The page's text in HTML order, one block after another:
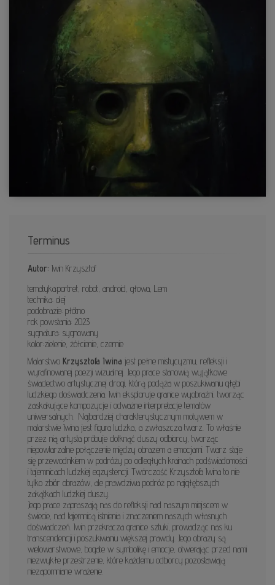
Terminus
Autor: Iwin Krzysztof
tematyka:portret, robot, android, głowa, Lem
technika: olej
podobrazie: płótno
rok powstania: 2023
sygnatura: sygnowany
kolor:zielenie, żółcienie, czernie
Malarstwo Krzysztofa Iwina jest pełne mistycyzmu, refleksji i
wyrafinowanej poezji wizualnej. Jego prace stanowią wyjątkowe
świadectwo artystycznej drogi, którą podąża w poszukiwaniu głębi
ludzkiego doświadczenia. Iwin eksploruje granice wyobraźni, tworząc
zaskakujące kompozycje i odważne interpretacje tematów
uniwersalnych. Najbardziej charakterystycznym motywem w
malarstwie Iwina jest figura ludzka, a zwłaszcza twarz. To właśnie
przez nią artysta próbuje dotknąć duszy odbiorcy, tworząc
niepowtarzalne połączenie między obrazem a emocjami. Twarz staje
się przewodnikiem w podróży po odległych krainach podświadomości
i tajemnicach ludzkiej egzystencji. Twórczość Krzysztofa Iwina to nie
tylko zbiór obrazów, ale prawdziwa podróż po najgłębszych
zakątkach ludzkiej duszy.
Jego prace zapraszają nas do refleksji nad naszym miejscem w
świecie, nad tajemnicą istnienia i znaczeniem naszych własnych
doświadczeń. Iwin przekracza granice sztuki, prowadząc nas ku
transcendencji i poszukiwaniu większej prawdy. Jego obrazy są
wielowarstwowe, bogate w symbolikę i emocje, otwierając przed nami
niezwykłe przestrzenie, które każdemu odbiorcy pozostawiają
niezapomniane wrażenie.